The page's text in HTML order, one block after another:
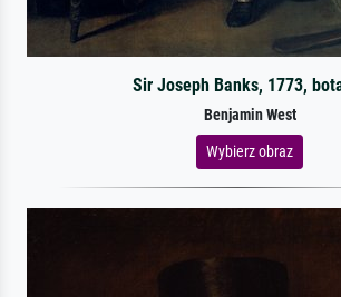
Sir Joseph Banks, 1773,
Benjamin West
Wybierz obraz